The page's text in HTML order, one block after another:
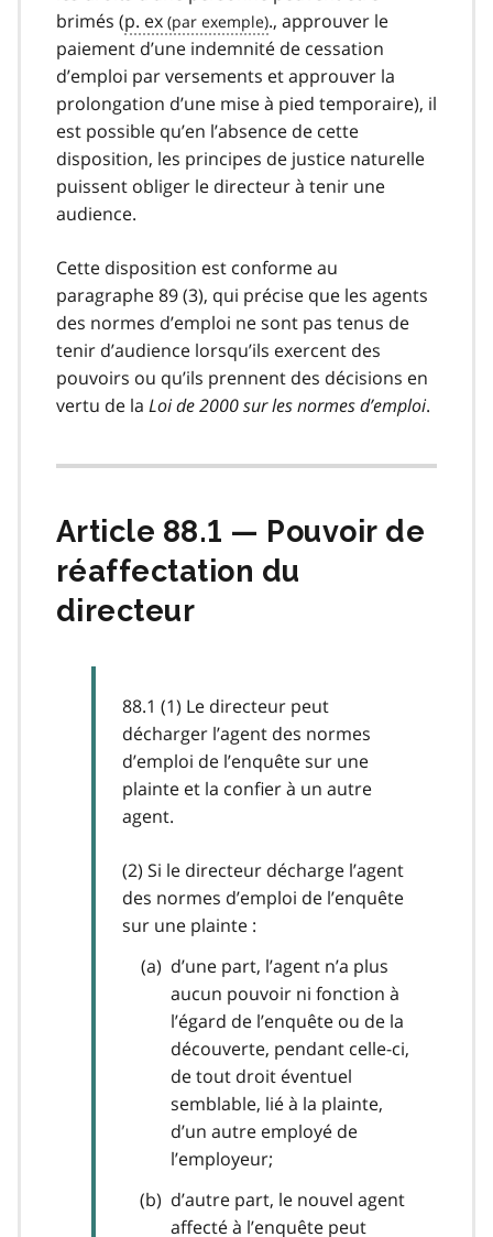
brimés (p. ex
., approuver le
paiement d’une indemnité de cessation
d’emploi par versements et approuver la
prolongation d’une mise à pied temporaire), il
est possible qu’en l’absence de cette
disposition, les principes de justice naturelle
puissent obliger le directeur à tenir une
audience.
Cette disposition est conforme au
paragraphe 89 (3), qui précise que les agents
des normes d’emploi ne sont pas tenus de
tenir d’audience lorsqu’ils exercent des
pouvoirs ou qu’ils prennent des décisions en
vertu de la Loi de 2000 sur les normes d’emploi.
Article 88.1 — Pouvoir de
réaffectation du
directeur
88.1 (1) Le directeur peut
décharger l’agent des normes
d’emploi de l’enquête sur une
plainte et la confier à un autre
agent.
(2) Si le directeur décharge l’agent
des normes d’emploi de l’enquête
sur une plainte :
d’une part, l’agent n’a plus
aucun pouvoir ni fonction à
l’égard de l’enquête ou de la
découverte, pendant celle-ci,
de tout droit éventuel
semblable, lié à la plainte,
d’un autre employé de
l’employeur;
d’autre part, le nouvel agent
affecté à l’enquête peut